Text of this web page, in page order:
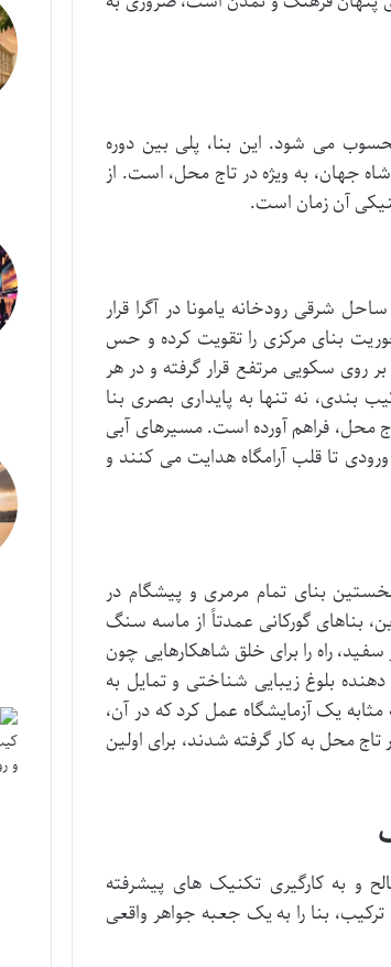
می شود. این بنا، پلی بین دوره
جهان، به ویژه در تاج محل، است. از
آن زمان است.
شرقی رودخانه یامونا در آگرا قرار
بنای مرکزی را تقویت کرده و حس
روی سکویی مرتفع قرار گرفته و در هر
نه تنها به پایداری بصری بنا
محل، فراهم آورده است. مسیرهای آبی
تا قلب آرامگاه هدایت می کنند و
بنای تمام مرمری و پیشگام در
بناهای گورکانی عمدتاً از ماسه سنگ
راه را برای خلق شاهکارهایی چون
بلوغ زیبایی شناختی و تمایل به
مثابه یک آزمایشگاه عمل کرد که در آن،
محل به کار گرفته شدند، برای اولین
و به کارگیری تکنیک های پیشرفته
بنا را به یک جعبه جواهر واقعی